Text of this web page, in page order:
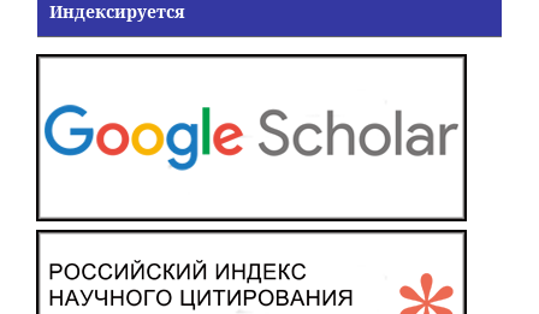
Индексируется